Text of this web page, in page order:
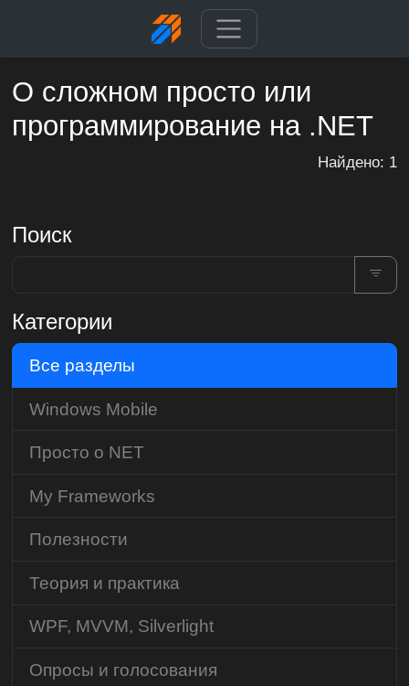
О сложном просто или
программирование на .NET
Найдено: 1
Поиск
Категории
Все разделы
Windows Mobile
Просто о NET
My Frameworks
Полезности
Теория и практика
WPF, MVVM, Silverlight
Опросы и голосования